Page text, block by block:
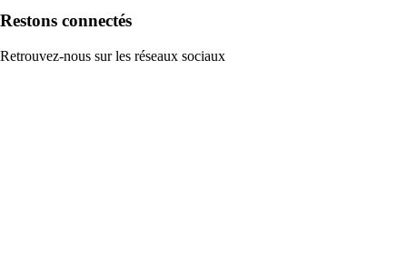
Restons connectés
Retrouvez-nous sur les réseaux sociaux